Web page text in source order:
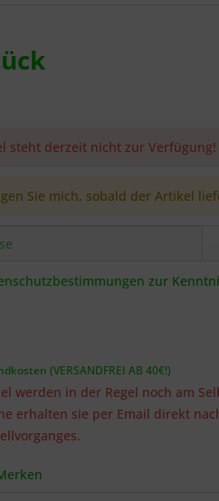
steht derzeit nicht zur Verfügung!
Sie mich, sobald der Artikel
zur
(VERSANDFREI AB 40€!)
werden in der Regel noch am
erhalten sie per Email direkt